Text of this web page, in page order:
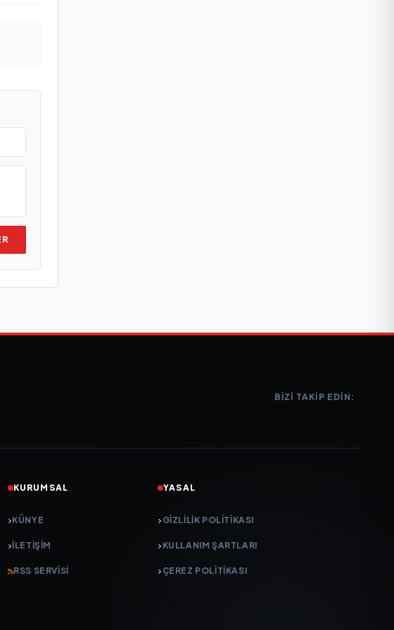
BIZI TAKIP EDIN:
KURUMSAL
KÜNYE
İLETIŞIM
RSS SERVISI
YASAL
GIZLILIK POLITIKASI
KULLANIM ŞARTLARI
ÇEREZ POLITIKASI